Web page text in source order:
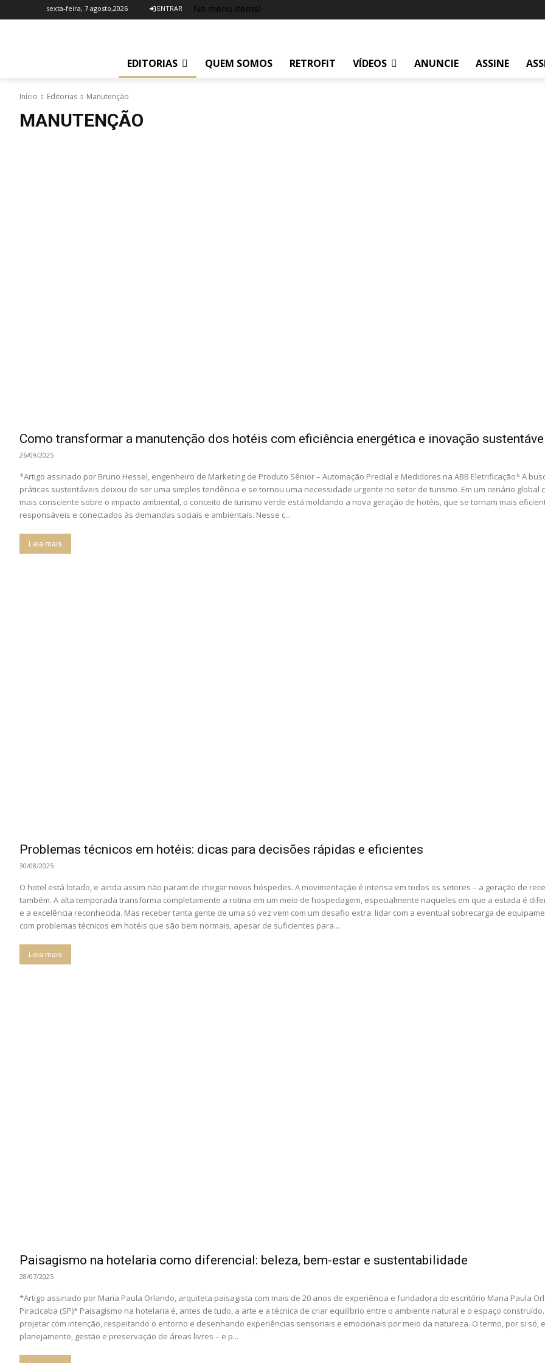
sexta-feira, 7 agosto,2026 ENTRAR No menu items!
EDITORIAS QUEM SOMOS RETROFIT VÍDEOS ANUNCIE ASSINE
Início Editorias Manutenção
MANUTENÇÃO
Como transformar a manutenção dos hotéis com eficiência energética e inovação
26/09/2025
*Artigo assinado por Bruno Hessel, engenheiro de Marketing de Produto Sênior – Automação Predial e Medidores na ABB Eletrificação* A
práticas sustentáveis deixou de ser uma simples tendência e se tornou uma necessidade urgente no setor de turismo. Em um cenário global
mais consciente sobre o impacto ambiental, o conceito de turismo verde está moldando a nova geração de hotéis, que se tornam mais
responsáveis e conectados às demandas sociais e ambientais. Nesse c...
Leia mais
Problemas técnicos em hotéis: dicas para decisões rápidas e eficientes
30/08/2025
O hotel está lotado, e ainda assim não param de chegar novos hóspedes. A movimentação é intensa em todos os setores – a geração de
também. A alta temporada transforma completamente a rotina em um meio de hospedagem, especialmente naqueles em que a estada é
e a excelência reconhecida. Mas receber tanta gente de uma só vez vem com um desafio extra: lidar com a eventual sobrecarga de
com problemas técnicos em hotéis que são bem normais, apesar de suficientes para...
Leia mais
Paisagismo na hotelaria como diferencial: beleza, bem-estar e sustentabilidade
28/07/2025
*Artigo assinado por Maria Paula Orlando, arquiteta paisagista com mais de 20 anos de experiência e fundadora do escritório Maria Paula
Piracicaba (SP)* Paisagismo na hotelaria é, antes de tudo, a arte e a técnica de criar equilíbrio entre o ambiente natural e o espaço construído.
projetar com intenção, respeitando o entorno e desenhando experiências sensoriais e emocionais por meio da natureza. O termo, por si só,
planejamento, gestão e preservação de áreas livres – e p...